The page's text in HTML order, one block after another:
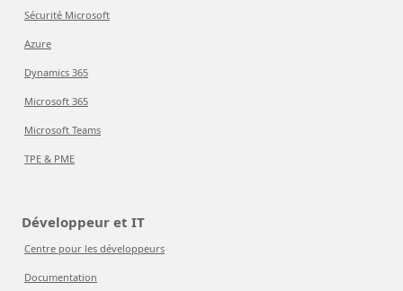
Sécurité Microsoft
Azure
Dynamics 365
Microsoft 365
Microsoft Teams
TPE & PME
Développeur et IT
Centre pour les développeurs
Documentation